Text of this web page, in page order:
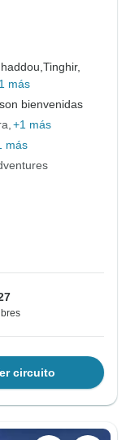
Tinghir,
más
bienvenidas
+1 más
más
circuito